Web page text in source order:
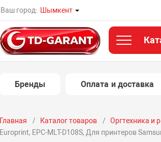
Ваш город: Шымкент
Бренды Оплата и доставка
Главная Каталог товаров Оргтехника и
Europrint, EPC-MLT-D108S, Для принтеров